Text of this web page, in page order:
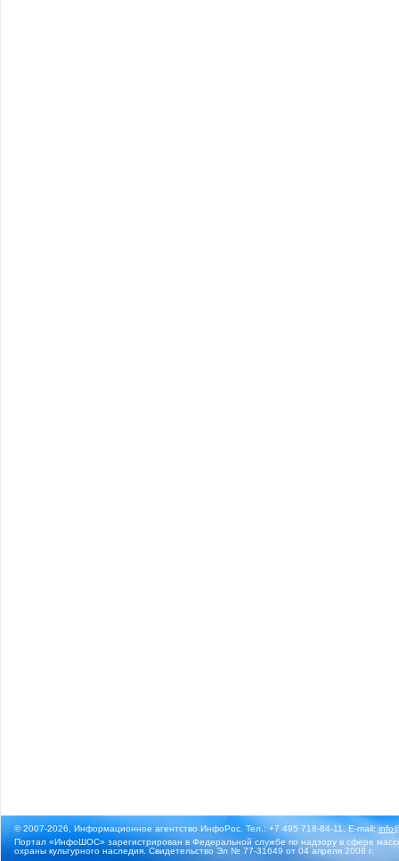
© 2007-2026, Информационное агентство ИнфоРос. Тел.: +7 495 718-84-11, E-mail:
Портал «ИнфоШОС» зарегистрирован в Федеральной службе по надзору в сфере
охраны культурного наследия. Свидетельство Эл № 77-31649 от 04 апреля 2008 г.